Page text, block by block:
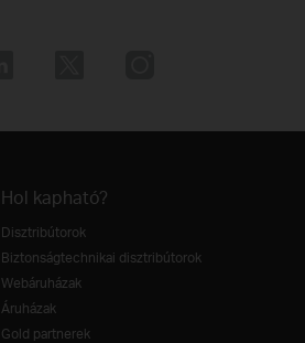
Hol kapható?
Disztribútorok
Biztonságtechnikai disztribútorok
Webáruházak
Áruházak
Gold partnerek